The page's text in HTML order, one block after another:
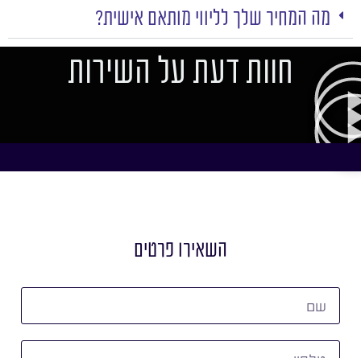
מה המחיר שלך לליווי מותאם אישית?
חוות דעת על השירות
השאירו פרטים